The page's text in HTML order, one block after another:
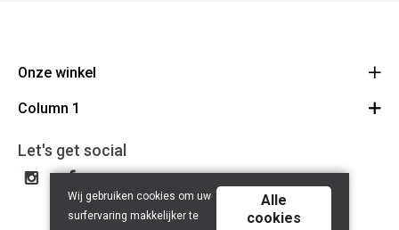
Onze winkel
Mallebergplaats 13 - 8000 Brugge
050/33 25 75
BE 0648.822.409
Column 1
Cadeaubon
Let's get social
Wij gebruiken cookies om uw
surfervaring makkelijker te
Alle
cookies